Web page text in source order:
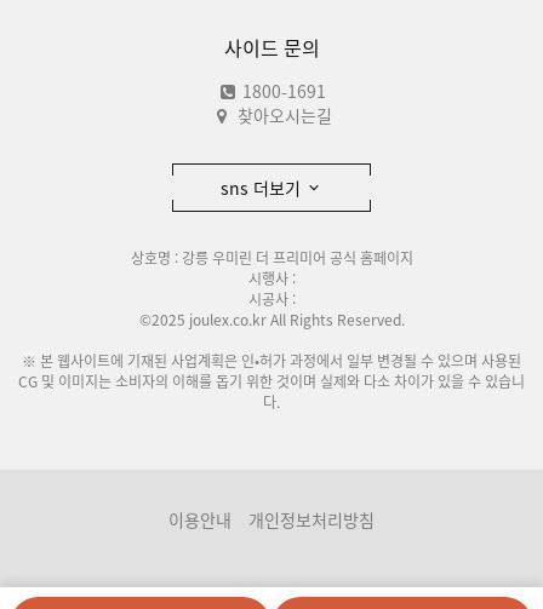
사이드 문의
1800-1691
찾아오시는길
sns 더보기
상호명 : 강릉 우미린 더 프리미어 공식 홈페이지
시행사 :
시공사 :
©2025 joulex.co.kr All Rights Reserved.
※ 본 웹사이트에 기재된 사업계획은 인•허가 과정에서 일부 변경될 수 있으며 사용된
CG 및 이미지는 소비자의 이해를 돕기 위한 것이며 실제와 다소 차이가 있을 수 있습니
다.
이용안내 개인정보처리방침